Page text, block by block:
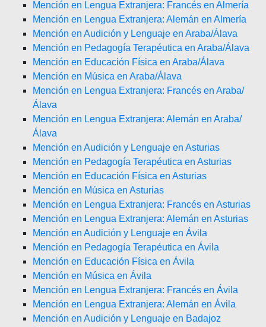
Mención en Lengua Extranjera: Francés en Almería
Mención en Lengua Extranjera: Alemán en Almería
Mención en Audición y Lenguaje en Araba/Álava
Mención en Pedagogía Terapéutica en Araba/Álava
Mención en Educación Física en Araba/Álava
Mención en Música en Araba/Álava
Mención en Lengua Extranjera: Francés en Araba/
Álava
Mención en Lengua Extranjera: Alemán en Araba/
Álava
Mención en Audición y Lenguaje en Asturias
Mención en Pedagogía Terapéutica en Asturias
Mención en Educación Física en Asturias
Mención en Música en Asturias
Mención en Lengua Extranjera: Francés en Asturias
Mención en Lengua Extranjera: Alemán en Asturias
Mención en Audición y Lenguaje en Ávila
Mención en Pedagogía Terapéutica en Ávila
Mención en Educación Física en Ávila
Mención en Música en Ávila
Mención en Lengua Extranjera: Francés en Ávila
Mención en Lengua Extranjera: Alemán en Ávila
Mención en Audición y Lenguaje en Badajoz